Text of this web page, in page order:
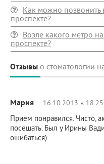
Как можно позвонить
проспекте?
Возле какого метро
проспекте?
Отзывы о стоматологии
Мария — 16.10.2013 в 18:25
Прием понравился. Чисто,
посещать. Был у Ирины
ошибаться).